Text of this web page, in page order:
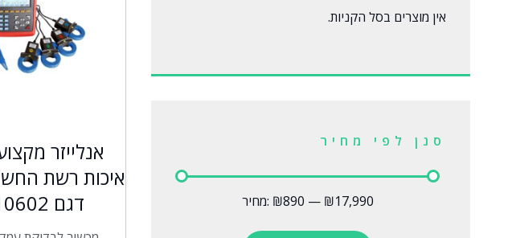
אנלייזר
איכות רשת
דגם DSG-10602
אין מוצרים בסל הקניות.
סנן לפי מחיר
מחיר: ₪890 — ₪17,990